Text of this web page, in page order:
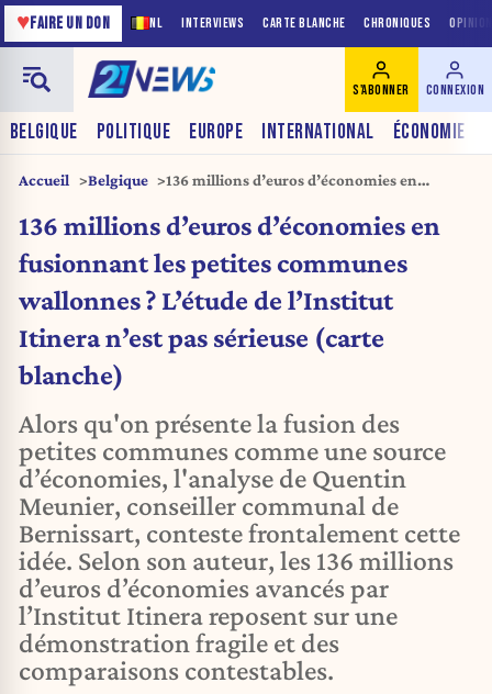
NL INTERVIEWS CARTE BLANCHE CHRONIQUES
♥FAIRE UN DON
BELGIQUE POLITIQUE EUROPE INTERNATIONAL ÉCONOMIE
S'ABONNER CONNEXION
Accueil Belgique
136 millions d’euros d’économies en
? L’étude de l’Institut Itinera n’est pas
136 millions d’euros d’économies en
fusionnant les petites communes
wallonnes ? L’étude de l’Institut
Itinera n’est pas sérieuse (carte
blanche)
Alors qu'on présente la fusion des
petites communes comme une source
d’économies, l'analyse de Quentin
Meunier, conseiller communal de
Bernissart, conteste frontalement cette
idée. Selon son auteur, les 136 millions
d’euros d’économies avancés par
l’Institut Itinera reposent sur une
démonstration fragile et des
comparaisons contestables.